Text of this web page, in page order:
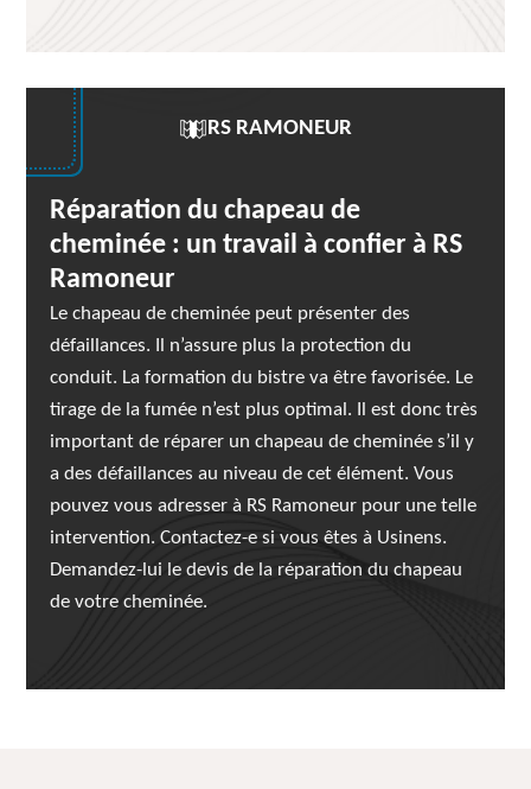
RS RAMONEUR
Réparation du chapeau de
cheminée : un travail à confier à RS
Ramoneur
Le chapeau de cheminée peut présenter des
défaillances. Il n’assure plus la protection du
conduit. La formation du bistre va être favorisée. Le
tirage de la fumée n’est plus optimal. Il est donc très
important de réparer un chapeau de cheminée s’il y
a des défaillances au niveau de cet élément. Vous
pouvez vous adresser à RS Ramoneur pour une telle
intervention. Contactez-e si vous êtes à Usinens.
Demandez-lui le devis de la réparation du chapeau
de votre cheminée.